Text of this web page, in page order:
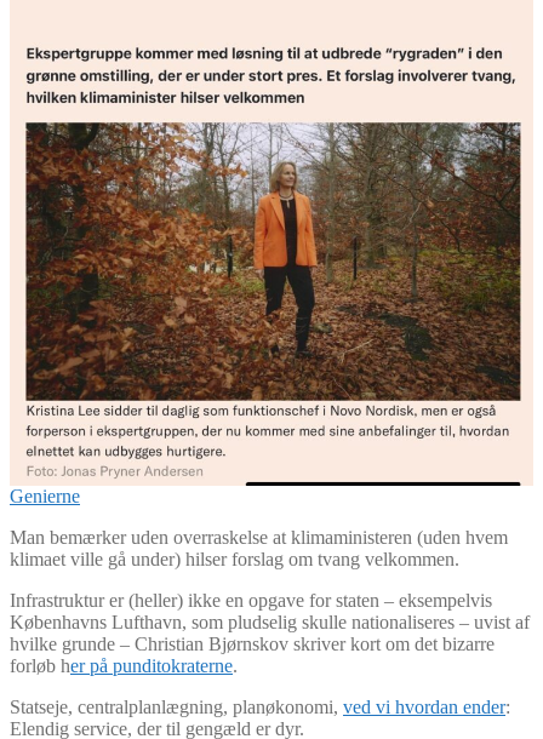
Genierne
Man bemærker uden overraskelse at klimaministeren (uden hvem
klimaet ville gå under) hilser forslag om tvang velkommen.
Infrastruktur er (heller) ikke en opgave for staten – eksempelvis
Københavns Lufthavn, som pludselig skulle nationaliseres – uvist af
hvilke grunde – Christian Bjørnskov skriver kort om det bizarre
forløb her på punditokraterne.
Statseje, centralplanlægning, planøkonomi, ved vi hvordan ender:
Elendig service, der til gengæld er dyr.